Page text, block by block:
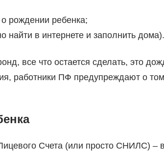
о рождении ребенка;
в интернете и заполнить дома).
все что остается сделать, это
работники ПФ предупреждают о
Счета (или просто СНИЛС) –